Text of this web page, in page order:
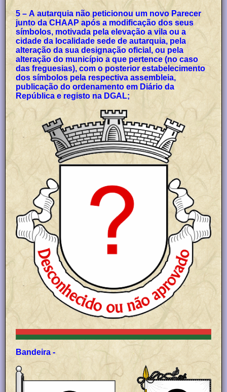
5 – A autarquia não peticionou um novo Parecer
junto da CHAAP após a modificação dos seus
símbolos, motivada pela elevação a vila ou a
cidade da localidade sede de autarquia, pela
alteração da sua designação oficial, ou pela
alteração do município a que pertence (no caso
das freguesias), com o posterior estabelecimento
dos símbolos pela respectiva assembleia,
publicação do ordenamento em Diário da
República e registo na DGAL;
Bandeira -